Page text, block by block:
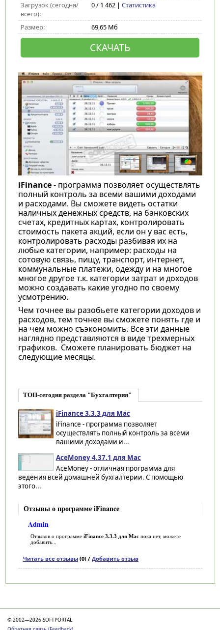
Загрузок (сегодня/
всего):
0 / 1 462 | Статистика
Размер: 69,65 Мб
СКАЧАТЬ
iFinance- программа позволяет осуществлять
полный контроль за всеми вашими доходами
и расходами. Вы сможете видеть остатки
наличных денежных средств, на банковских
счетах, кредитных картах, контролировать
стоимость пакета акций, если он у вас есть,
контролировать расходы разбивая их на
любые категории, например: расходы на
сотовую связь, пищу, транспорт, интернет,
коммунальные платежи, одежду и на многое
многое другое т.к. категории затрат и доходов
можно создавать какие угодно по своему
усмотрению.
Чем точнее вы разобьете категории доходов и
расходов, тем точнее вы сможете понять где и
на чем можно съэкономить. Все эти данные
наглядно представляются в виде трехмерных
графиков. Сможете планировать бюджет на
следующие месяцы.
ТОП-сегодня раздела "Бухгалтерия"
iFinance 3.3.3 для Mac
iFinance - программа позволяет
осуществлять полный контроль за всеми
вашими доходами и...
AceMoney 4.37.1 для Mac
AceMoney - отличная программа для
ведения всей домашней бухгалтерии. С помощью
этого...
Отзывы о программе iFinance
Admin
Отзывов о программе iFinance 3.3.3 для Macпока нет, можете
добавить...
Читать все отзывы(0) / Добавить отзыв
© 2002—2026 SOFTPORTAL